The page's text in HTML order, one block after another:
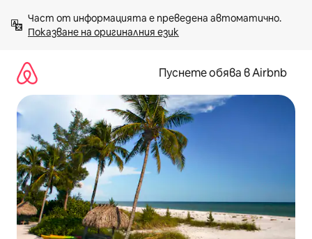
към
съдържанието
Показване на оригиналния език
Пуснете обява в Airbnb